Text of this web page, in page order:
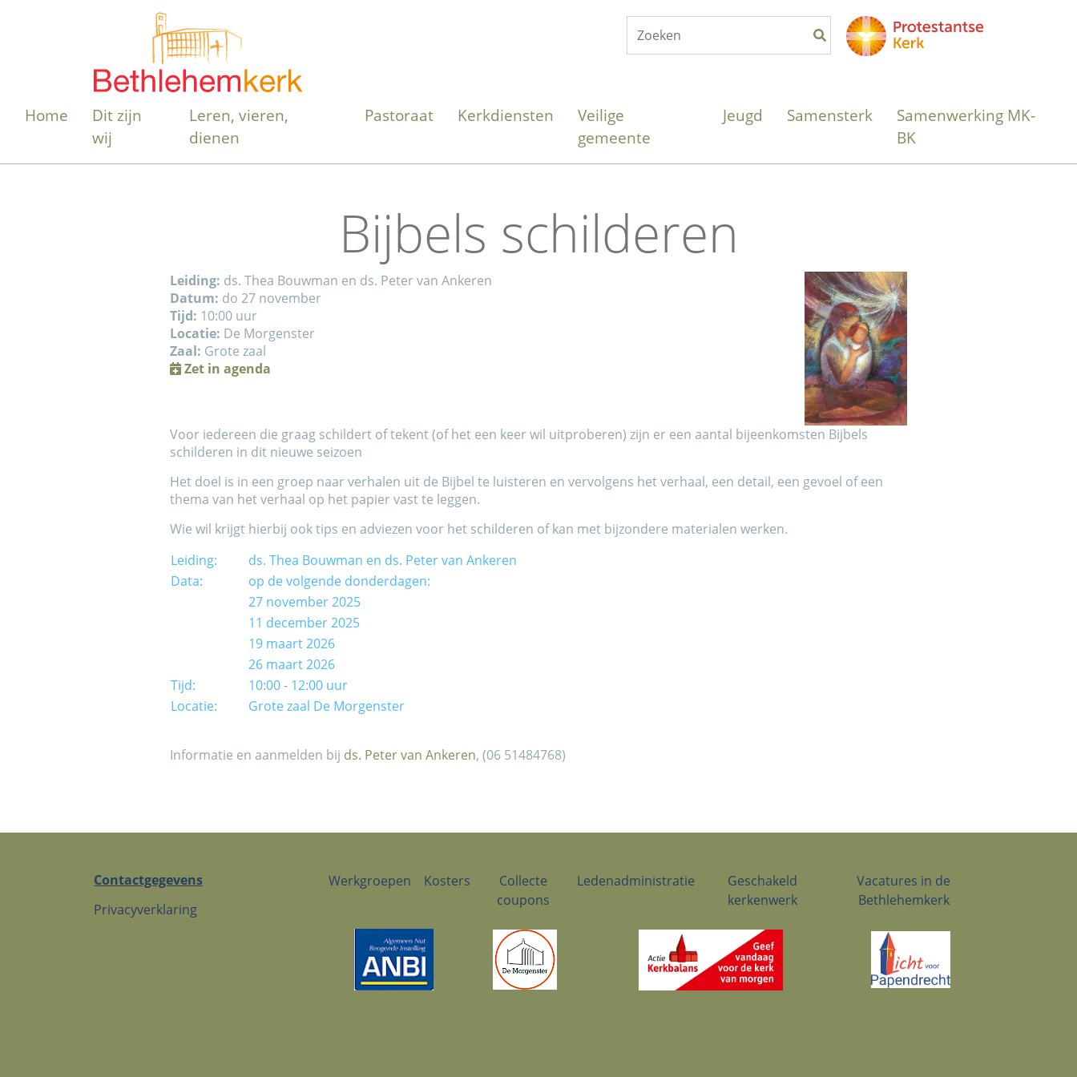
Home
Dit zijn
wij
Leren, vieren,
dienen
Pastoraat Kerkdiensten
Veilige
gemeente
Jeugd Samensterk
Samenwerking MK-
BK
Bijbels schilderen
Leiding: ds. Thea Bouwman en ds. Peter van Ankeren
Datum: do 27 november
Tijd: 10:00 uur
Locatie: De Morgenster
Zaal: Grote zaal
Zet in agenda
Voor iedereen die graag schildert of tekent (of het een keer wil uitproberen) zijn er een aantal bijeenkomsten Bijbels
schilderen in dit nieuwe seizoen
Het doel is in een groep naar verhalen uit de Bijbel te luisteren en vervolgens het verhaal, een detail, een gevoel of een
thema van het verhaal op het papier vast te leggen.
Wie wil krijgt hierbij ook tips en adviezen voor het schilderen of kan met bijzondere materialen werken.
Leiding:
ds. Thea Bouwman en ds. Peter van Ankeren
Data:
op de volgende donderdagen:
27 november 2025
11 december 2025
19 maart 2026
26 maart 2026
Tijd:
10:00 - 12:00 uur
Locatie:
Grote zaal De Morgenster
Informatie en aanmelden bij ds. Peter van Ankeren, (06 51484768)
Contactgegevens
Privacyverklaring
Werkgroepen Kosters
Collecte
coupons
Ledenadministratie
Geschakeld
kerkenwerk
Vacatures in de
Bethlehemkerk